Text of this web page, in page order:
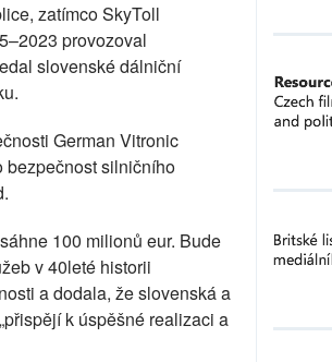
zatímco SkyToll
provozoval
slovenské dálniční
German Vitronic
bezpečnost silničního
100 milionů eur. Bude
v 40leté historii
a dodala, že slovenská a
k úspěšné realizaci a